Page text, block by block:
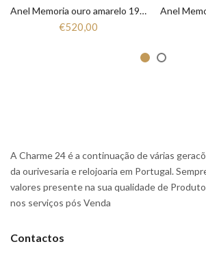
Anel Memoria ouro amarelo 19.25 Kt Zirconias ANL19264001
€520,00
A Charme 24 é a continuação de várias
da ourivesaria e relojoaria em Portugal.
valores presente na sua qualidade de
nos serviços pós Venda
Contactos